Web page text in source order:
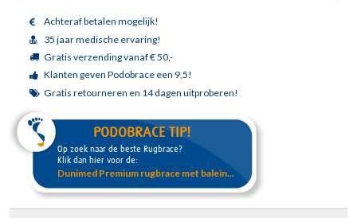
Achteraf betalen mogelijk!
35 jaar medische ervaring!
Gratis verzending vanaf € 50,-
Klanten geven Podobrace een 9,5!
Gratis retourneren en 14 dagen uitproberen!
PODOBRACE TIP!
Op zoek naar de beste Rugbrace?
Klik dan hier voor de:
Dunimed Premium rugbrace met balein...